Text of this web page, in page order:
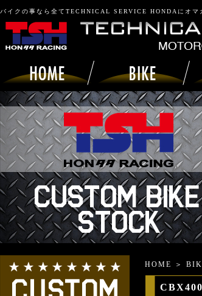
バイクの事なら全てTECHNICAL SERVICE HONDAにオマ
HOME ＞